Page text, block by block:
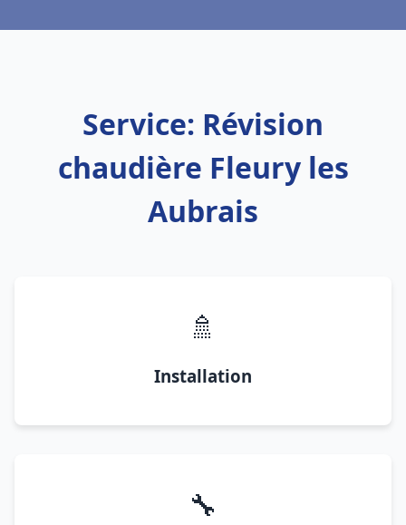
Service: Révision
chaudière Fleury les
Aubrais
🚿
Installation
🔧